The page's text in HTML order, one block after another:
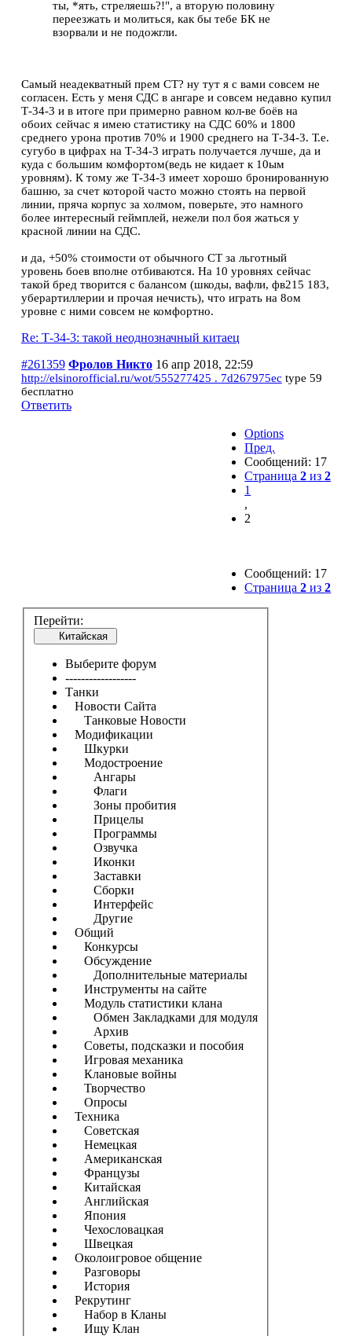
ты, *ять, стреляешь?!", а вторую половину
переезжать и молиться, как бы тебе БК не
взорвали и не подожгли.
Самый неадекватный прем СТ? ну тут я с вами совсем не
согласен. Есть у меня СДС в ангаре и совсем недавно купил
Т-34-3 и в итоге при примерно равном кол-ве боёв на
обоих сейчас я имею статистику на СДС 60% и 1800
среднего урона против 70% и 1900 среднего на Т-34-3. Т.е.
сугубо в цифрах на Т-34-3 играть получается лучше, да и
куда с большим комфортом(ведь не кидает к 10ым
уровням). К тому же Т-34-3 имеет хорошо бронированную
башню, за счет которой часто можно стоять на первой
линии, пряча корпус за холмом, поверьте, это намного
более интересный геймплей, нежели пол боя жаться у
красной линии на СДС.
и да, +50% стоимости от обычного СТ за льготный
уровень боев вполне отбиваются. На 10 уровнях сейчас
такой бред творится с балансом (шкоды, вафли, фв215 183,
уберартиллерии и прочая нечисть), что играть на 8ом
уровне с ними совсем не комфортно.
Re: Т-34-3: такой неоднозначный китаец
#261359 Фролов Никто 16 апр 2018, 22:59
http://elsinorofficial.ru/wot/555277425 . 7d267975ec type 59
бесплатно
Ответить
Options
Пред.
Сообщений: 17
Страница2 из2
1
,
2
Сообщений: 17
Страница2 из2
Перейти:
Китайская
Выберите форум
------------------
Танки
Новости Сайта
Танковые Новости
Модификации
Шкурки
Модостроение
Ангары
Флаги
Зоны пробития
Прицелы
Программы
Озвучка
Иконки
Заставки
Сборки
Интерфейс
Другие
Общий
Конкурсы
Обсуждение
Дополнительные материалы
Инструменты на сайте
Модуль статистики клана
Обмен Закладками для модуля
Архив
Советы, подсказки и пособия
Игровая механика
Клановые войны
Творчество
Опросы
Техника
Советская
Немецкая
Американская
Французы
Китайская
Английская
Япония
Чехословацкая
Швецкая
Околоигровое общение
Разговоры
История
Рекрутинг
Набор в Кланы
Ищу Клан